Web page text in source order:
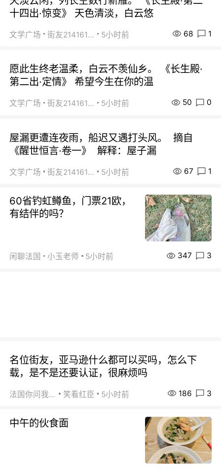
十四出·惊变》 天色清淡，白云悠
文学广场 街友21416156 5小时前 68 1
愿此生终老温柔，白云不羡仙乡。 《长生殿·
第二出·定情》 希望今生在你的温
文学广场 街友21416156 5小时前 50 0
屋漏更遭连夜雨，船迟又遇打头风。 摘自
《醒世恒言·卷一》 解释：屋子漏
文学广场 街友21416156 5小时前 67 1
60省钓虹鳟鱼，门票21欧，
有结伴的吗？
闲聊法国 小玉老师 5小时前 347 3
名位街友，亚马逊什么都可以买吗，怎么下
载，是不是还要认证，很麻烦吗
法国你问我答 笑看红臣 5小时前 186 3
中午的伙食面